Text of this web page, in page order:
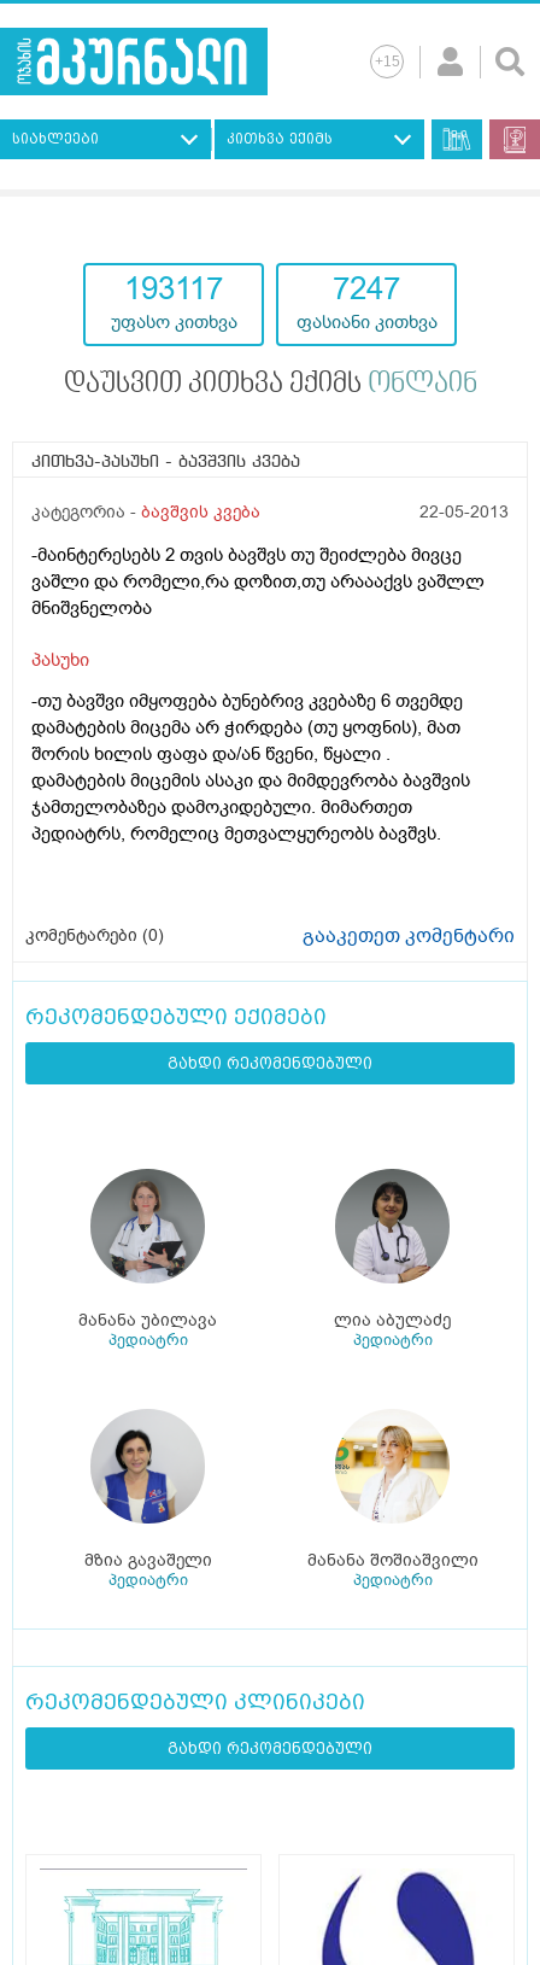
სიახლეები კითხვა ექიმს
193117
უფასო კითხვა
7247
ფასიანი კითხვა
დაუსვით კითხვა ექიმს ონლაინ
კითხვა-პასუხი - ბავშვის კვება
კატეგორია - ბავშვის კვება 22-05-2013
-მაინტერესებს 2 თვის ბავშვს თუ შეიძლება მივცე
ვაშლი და რომელი,რა დოზით,თუ არაააქვს ვაშლლ
მნიშვნელობა
პასუხი
-თუ ბავშვი იმყოფება ბუნებრივ კვებაზე 6 თვემდე
დამატების მიცემა არ ჭირდება (თუ ყოფნის), მათ
შორის ხილის ფაფა და/ან წვენი, წყალი .
დამატების მიცემის ასაკი და მიმდევრობა ბავშვის
ჯამთელობაზეა დამოკიდებული. მიმართეთ
პედიატრს, რომელიც მეთვალყურეობს ბავშვს.
კომენტარები (0) გააკეთეთ კომენტარი
რეკომენდებული ექიმები
გახდი რეკომენდებული
მანანა უბილავა
პედიატრი
ლია აბულაძე
პედიატრი
მზია გავაშელი
პედიატრი
მანანა შოშიაშვილი
პედიატრი
რეკომენდებული კლინიკები
გახდი რეკომენდებული